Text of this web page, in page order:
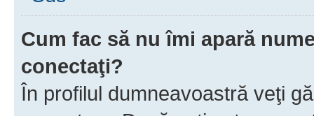
Cum fac să nu îmi apară
conectaţi?
În profilul dumneavoastră veţi